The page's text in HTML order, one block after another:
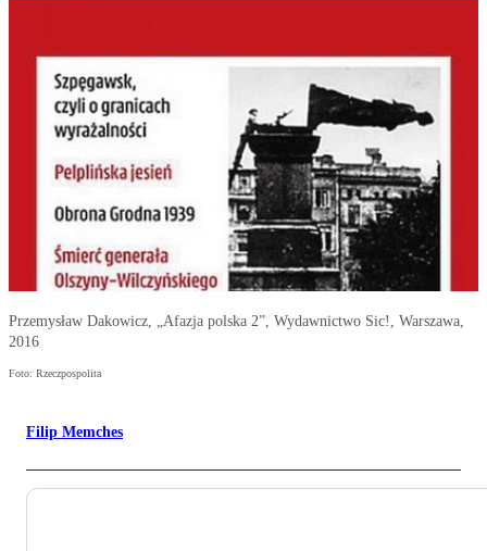
Przemysław Dakowicz, „Afazja polska 2”, Wydawnictwo Sic!, Warszawa,
2016
Foto: Rzeczpospolita
Filip Memches